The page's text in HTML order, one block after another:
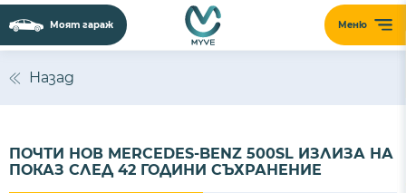
Меню
Моят гараж
Назад
ПОЧТИ НОВ MERCEDES-BENZ 500SL ИЗЛИЗА НА
ПОКАЗ СЛЕД 42 ГОДИНИ СЪХРАНЕНИЕ